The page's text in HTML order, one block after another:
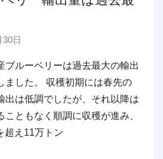
30日
p
d
x
t
ブルーベリーは過去最大の輸出
ました。 収穫初期には春先の
出は低調でしたが、それ以降は
こともなく順調に収穫が進み、
超え11万トン